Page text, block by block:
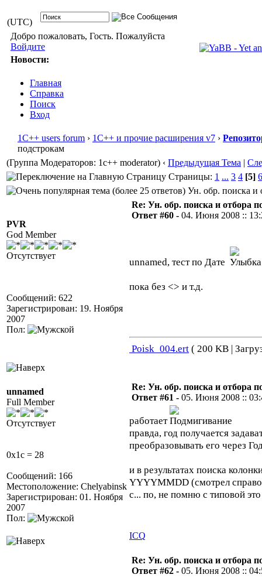
(UTC)
Добро пожаловать, Гость. Пожалуйста
Войдите
Новости:
Главная
Справка
Поиск
Вход
1С++ users forum › 1С++ и прочие расширения v7 ›
подстрокам
(Группа Модераторов: 1c++ moderator) ‹ Предыдущая Тема |
Страницы: 1 ... 3 4 [5] 6
Ун. обр. поиска и
PVR
God Member
Отсутствует
Сообщений: 622
Зарегистрирован: 19. Ноября
2007
Пол:
Re: Ун. обр. поиска и отбора
Ответ #60 - 04. Июня 2008 ::
unnamed, тест по Дате
пока без <> и т.д.
Poisk_004.ert ( 200 KB |
unnamed
Full Member
Отсутствует
0x1c = 28
Сообщений: 166
Местоположение: Chelyabinsk
Зарегистрирован: 01. Ноября
2007
Пол:
Re: Ун. обр. поиска и отбора
Ответ #61 - 05. Июня 2008 ::
работает
правда, год получается
преобразовывать его через
и в результатах поиска
YYYYMMDD (смотрел
с... по, не помню с типовой
ICQ
Re: Ун. обр. поиска и отбора
Ответ #62 - 05. Июня 2008 ::